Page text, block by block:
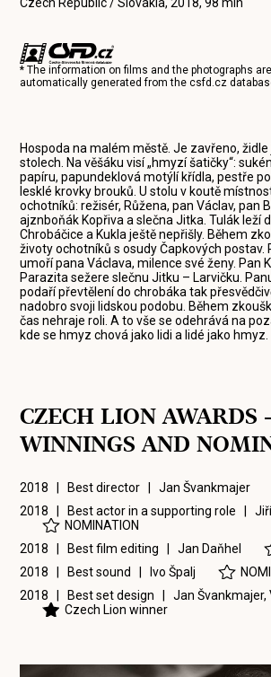
* The information on films and the photographs are
automatically generated from thecsfd.cz
Hospoda na malém městě. Je zavřeno,
stolech. Na věšáku visí „hmyzí šatičky“:
papíru, papundeklová motýlí křídla, pestře
lesklé krovky brouků. U stolu v koutě
ochotníků: režisér, Růžena, pan Václav, pan
ajznboňák Kopřiva a slečna Jitka. Tulák leží
Chrobáčice a Kukla ještě nepřišly. Během
životy ochotníků s osudy Čapkových postav.
umoří pana Václava, milence své ženy. Pan
Parazita sežere slečnu Jitku – Larvičku.
podaří převtělení do chrobáka tak
nadobro svoji lidskou podobu. Během
čas nehraje roli. A to vše se odehrává na
kde se hmyz chová jako lidi a lidé jako hmyz.
CZECH LION AWARDS
WINNINGS AND
2018 | Best director |Jan Švankmajer
2018 | Best actor in a supporting role |
NOMINATION
2018 | Best film editing |Jan Daňhel
2018 | Best sound |
Ivo Špalj
2018 | Best set design |Jan Švankmajer,
Czech Lion winner